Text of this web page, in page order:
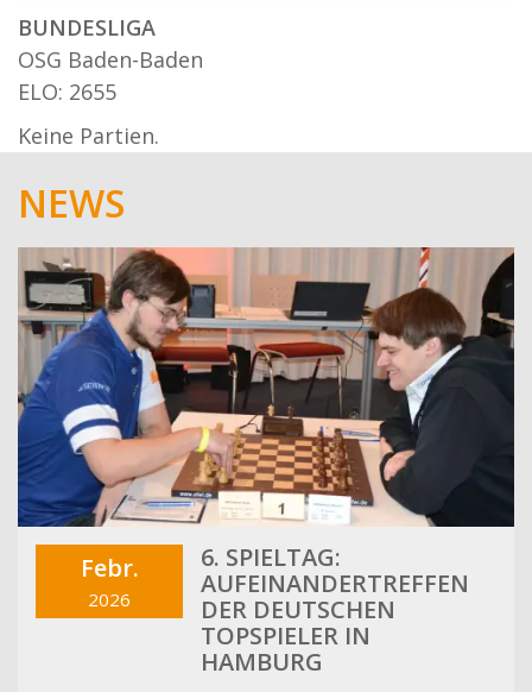
BUNDESLIGA
OSG Baden-Baden
ELO: 2655
Keine Partien.
NEWS
Febr.
2026
6. SPIELTAG:
AUFEINANDERTREFFEN
DER DEUTSCHEN
TOPSPIELER IN
HAMBURG